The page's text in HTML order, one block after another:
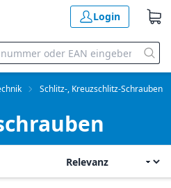
Login
Schlitz-, Kreuzschlitz-Schrauben